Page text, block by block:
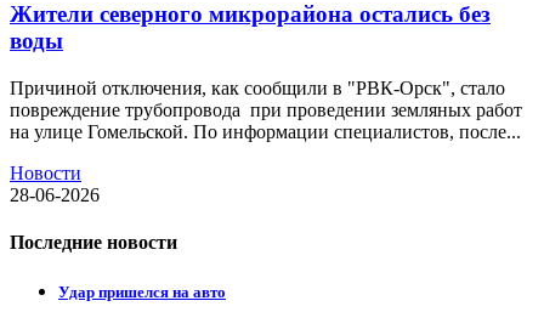
Жители северного микрорайона остались без
воды
Причиной отключения, как сообщили в "РВК-Орск", стало
повреждение трубопровода при проведении земляных работ
на улице Гомельской. По информации специалистов, после...
Новости
28-06-2026
Последние новости
Удар пришелся на авто